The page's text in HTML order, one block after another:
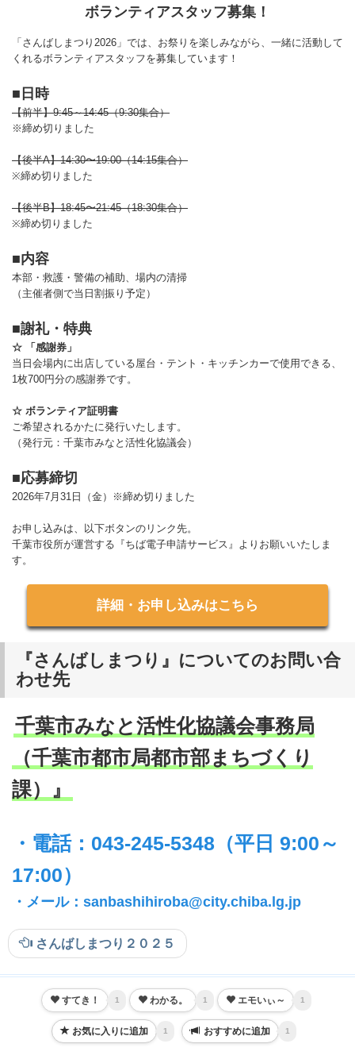
ボランティアスタッフ募集！
「さんばしまつり2026」では、お祭りを楽しみながら、一緒に活動して
くれるボランティアスタッフを募集しています！
■日時
【前半】9:45～14:45（9:30集合）
※締め切りました
【後半A】14:30〜19:00（14:15集合）
※締め切りました
【後半B】18:45〜21:45（18:30集合）
※締め切りました
■内容
本部・救護・警備の補助、場内の清掃
（主催者側で当日割振り予定）
■謝礼・特典
☆ 「感謝券」
当日会場内に出店している屋台・テント・キッチンカーで使用できる、
1枚700円分の感謝券です。
☆ ボランティア証明書
ご希望されるかたに発行いたします。
（発行元：千葉市みなと活性化協議会）
■応募締切
2026年7月31日（金）※締め切りました
お申し込みは、以下ボタンのリンク先。
千葉市役所が運営する『ちば電子申請サービス』よりお願いいたしま
す。
詳細・お申し込みはこちら
『さんばしまつり』についてのお問い合
わせ先
千葉市みなと活性化協議会事務局
（千葉市都市局都市部まちづくり
課）』
・電話：043-245-5348（平日 9:00～
17:00）
・メール：sanbashihiroba@city.chiba.lg.jp
さんばしまつり２０２５
すてき！ 1 わかる。 1 エモいぃ～ 1
お気に入りに追加 1 おすすめに追加 1